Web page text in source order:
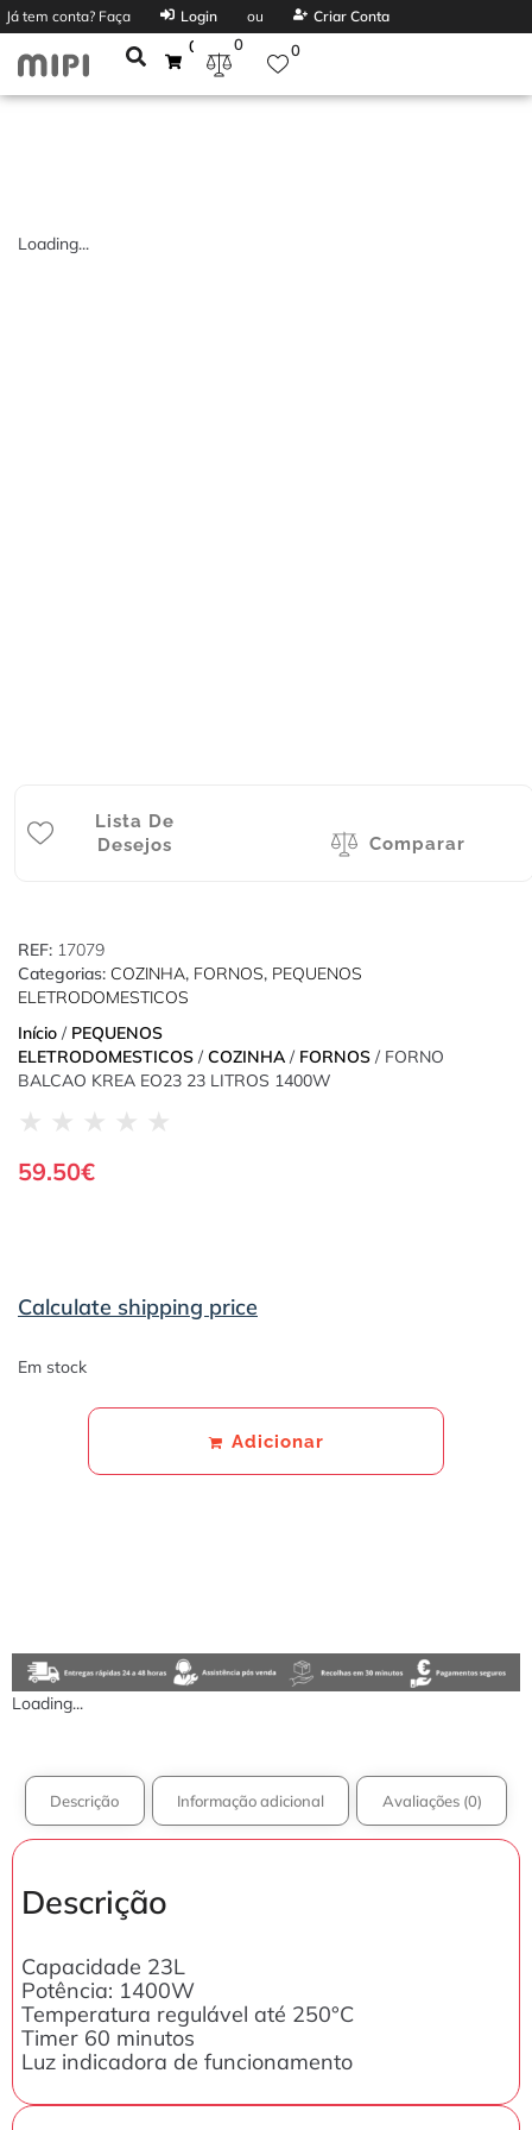
Já tem conta? Faça Login ou Criar Conta
0 0 0
Loading...
Lista De
Desejos
Comparar
REF: 17079
Categorias: COZINHA, FORNOS, PEQUENOS
ELETRODOMESTICOS
Início / PEQUENOS
ELETRODOMESTICOS / COZINHA / FORNOS / FORNO
BALCAO KREA EO23 23 LITROS 1400W
★ ★ ★ ★ ★
59.50€
Calculate shipping price
Em stock
Adicionar
Loading...
Descrição Informação adicional Avaliações (0)
Descrição
Capacidade 23L
Potência: 1400W
Temperatura regulável até 250°C
Timer 60 minutos
Luz indicadora de funcionamento